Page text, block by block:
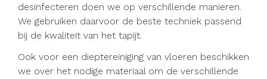
desinfecteren doen we op verschillende manieren.
We gebruiken daarvoor de beste techniek passend
bij de kwaliteit van het tapijt.
Ook voor een dieptereiniging van vloeren beschikken
we over het nodige materiaal om de verschillende